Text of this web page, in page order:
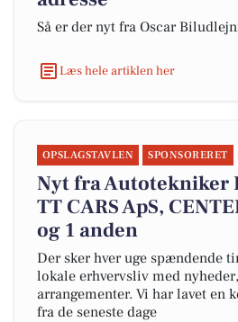
Så er der nyt fra Oscar
Læs hele artiklen her
OPSLAGSTAVLEN SPONSORERET
Nyt fra Autotekniker
TT CARS ApS,
og 1 anden
Der sker hver uge spændende
lokale erhvervsliv med
arrangementer. Vi har lavet en
fra de seneste dage